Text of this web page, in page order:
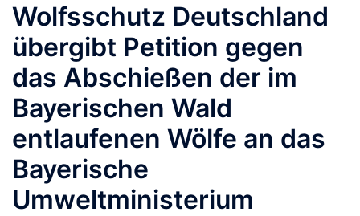
Wolfsschutz Deutschland
übergibt Petition gegen
das Abschießen der im
Bayerischen Wald
entlaufenen Wölfe an das
Bayerische
Umweltministerium